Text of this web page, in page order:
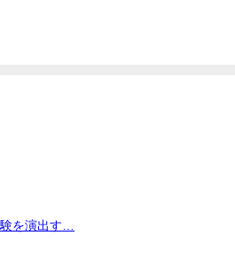
を演出す…